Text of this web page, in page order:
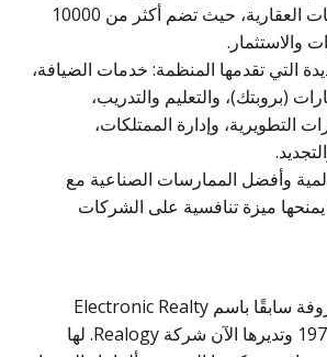
أفضل وأكبر المنظمات العقارية، حيث تضم أكثر من 10000
والاستثمار.
التي تقدمها المنظمة: خدمات الضيافة،
(بروبتك)، والتعليم والتدريب،
التطويرية، وإدارة الممتلكات،
وأفضل الممارسات الصناعية مع
يمنحها ميزة تنافسية على الشركات
تأسست ERA، المعروفة سابقًا باسم Electronic Realty
Associates، عام 1971 وتديرها الآن شركة Realogy. لها